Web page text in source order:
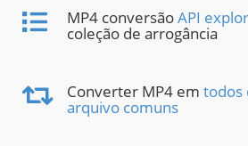
MP4 conversãoAPI
coleção de arrogância
Converter MP4 em todos
arquivo comuns